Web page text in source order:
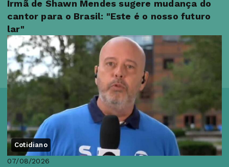
Irmã de Shawn Mendes sugere mudança do
cantor para o Brasil: "Este é o nosso futuro
lar"
Cotidiano
07/08/2026